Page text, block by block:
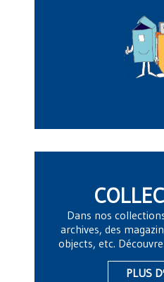
Dans nos
archives, des
objects, etc.
PLUS